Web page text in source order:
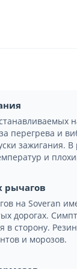
перегрева и
зажигания. В
и
рычагов
на Soveran
дорогах.
в сторону.
и морозов.